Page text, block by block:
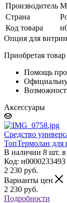
Производитель
Страна
Код товара
Опция для
Приобретая
Помощь
Аксессуары
Средство
ТопТермолан для
В наличии 8 шт. в
Код: н0000233493
2 230 руб.
Варианты цен
2 230 руб.
Подробности